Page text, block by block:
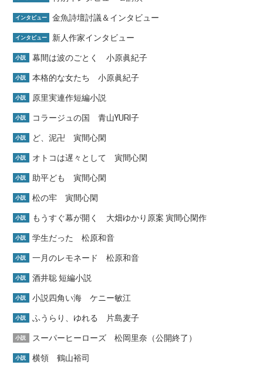
インタビュー 金魚詩壇討議＆インタビュー
インタビュー 新人作家インタビュー
小説 幕間は波のごとく 小原眞紀子
小説 本格的な女たち 小原眞紀子
小説 原里実連作短編小説
小説 コラージュの国 青山YURI子
小説 ど、泥卍 寅間心閑
小説 オトコは遅々として 寅間心閑
小説 助平ども 寅間心閑
小説 松の牢 寅間心閑
小説 もうすぐ幕が開く 大畑ゆかり原案 寅間心閑作
小説 学生だった 松原和音
小説 一月のレモネード 松原和音
小説 酒井聡 短編小説
小説 小説四角い海 ケニー敏江
小説 ふうらり、ゆれる 片島麦子
小説 スーパーヒーローズ 松岡里奈（公開終了）
小説 横領 鶴山裕司